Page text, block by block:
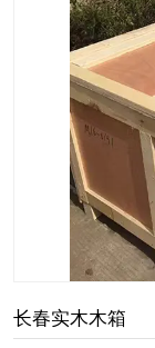
长春实木木箱